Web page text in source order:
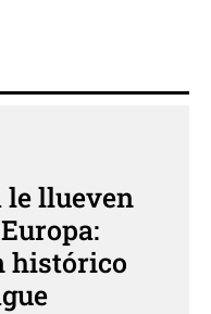
le llueven
histórico